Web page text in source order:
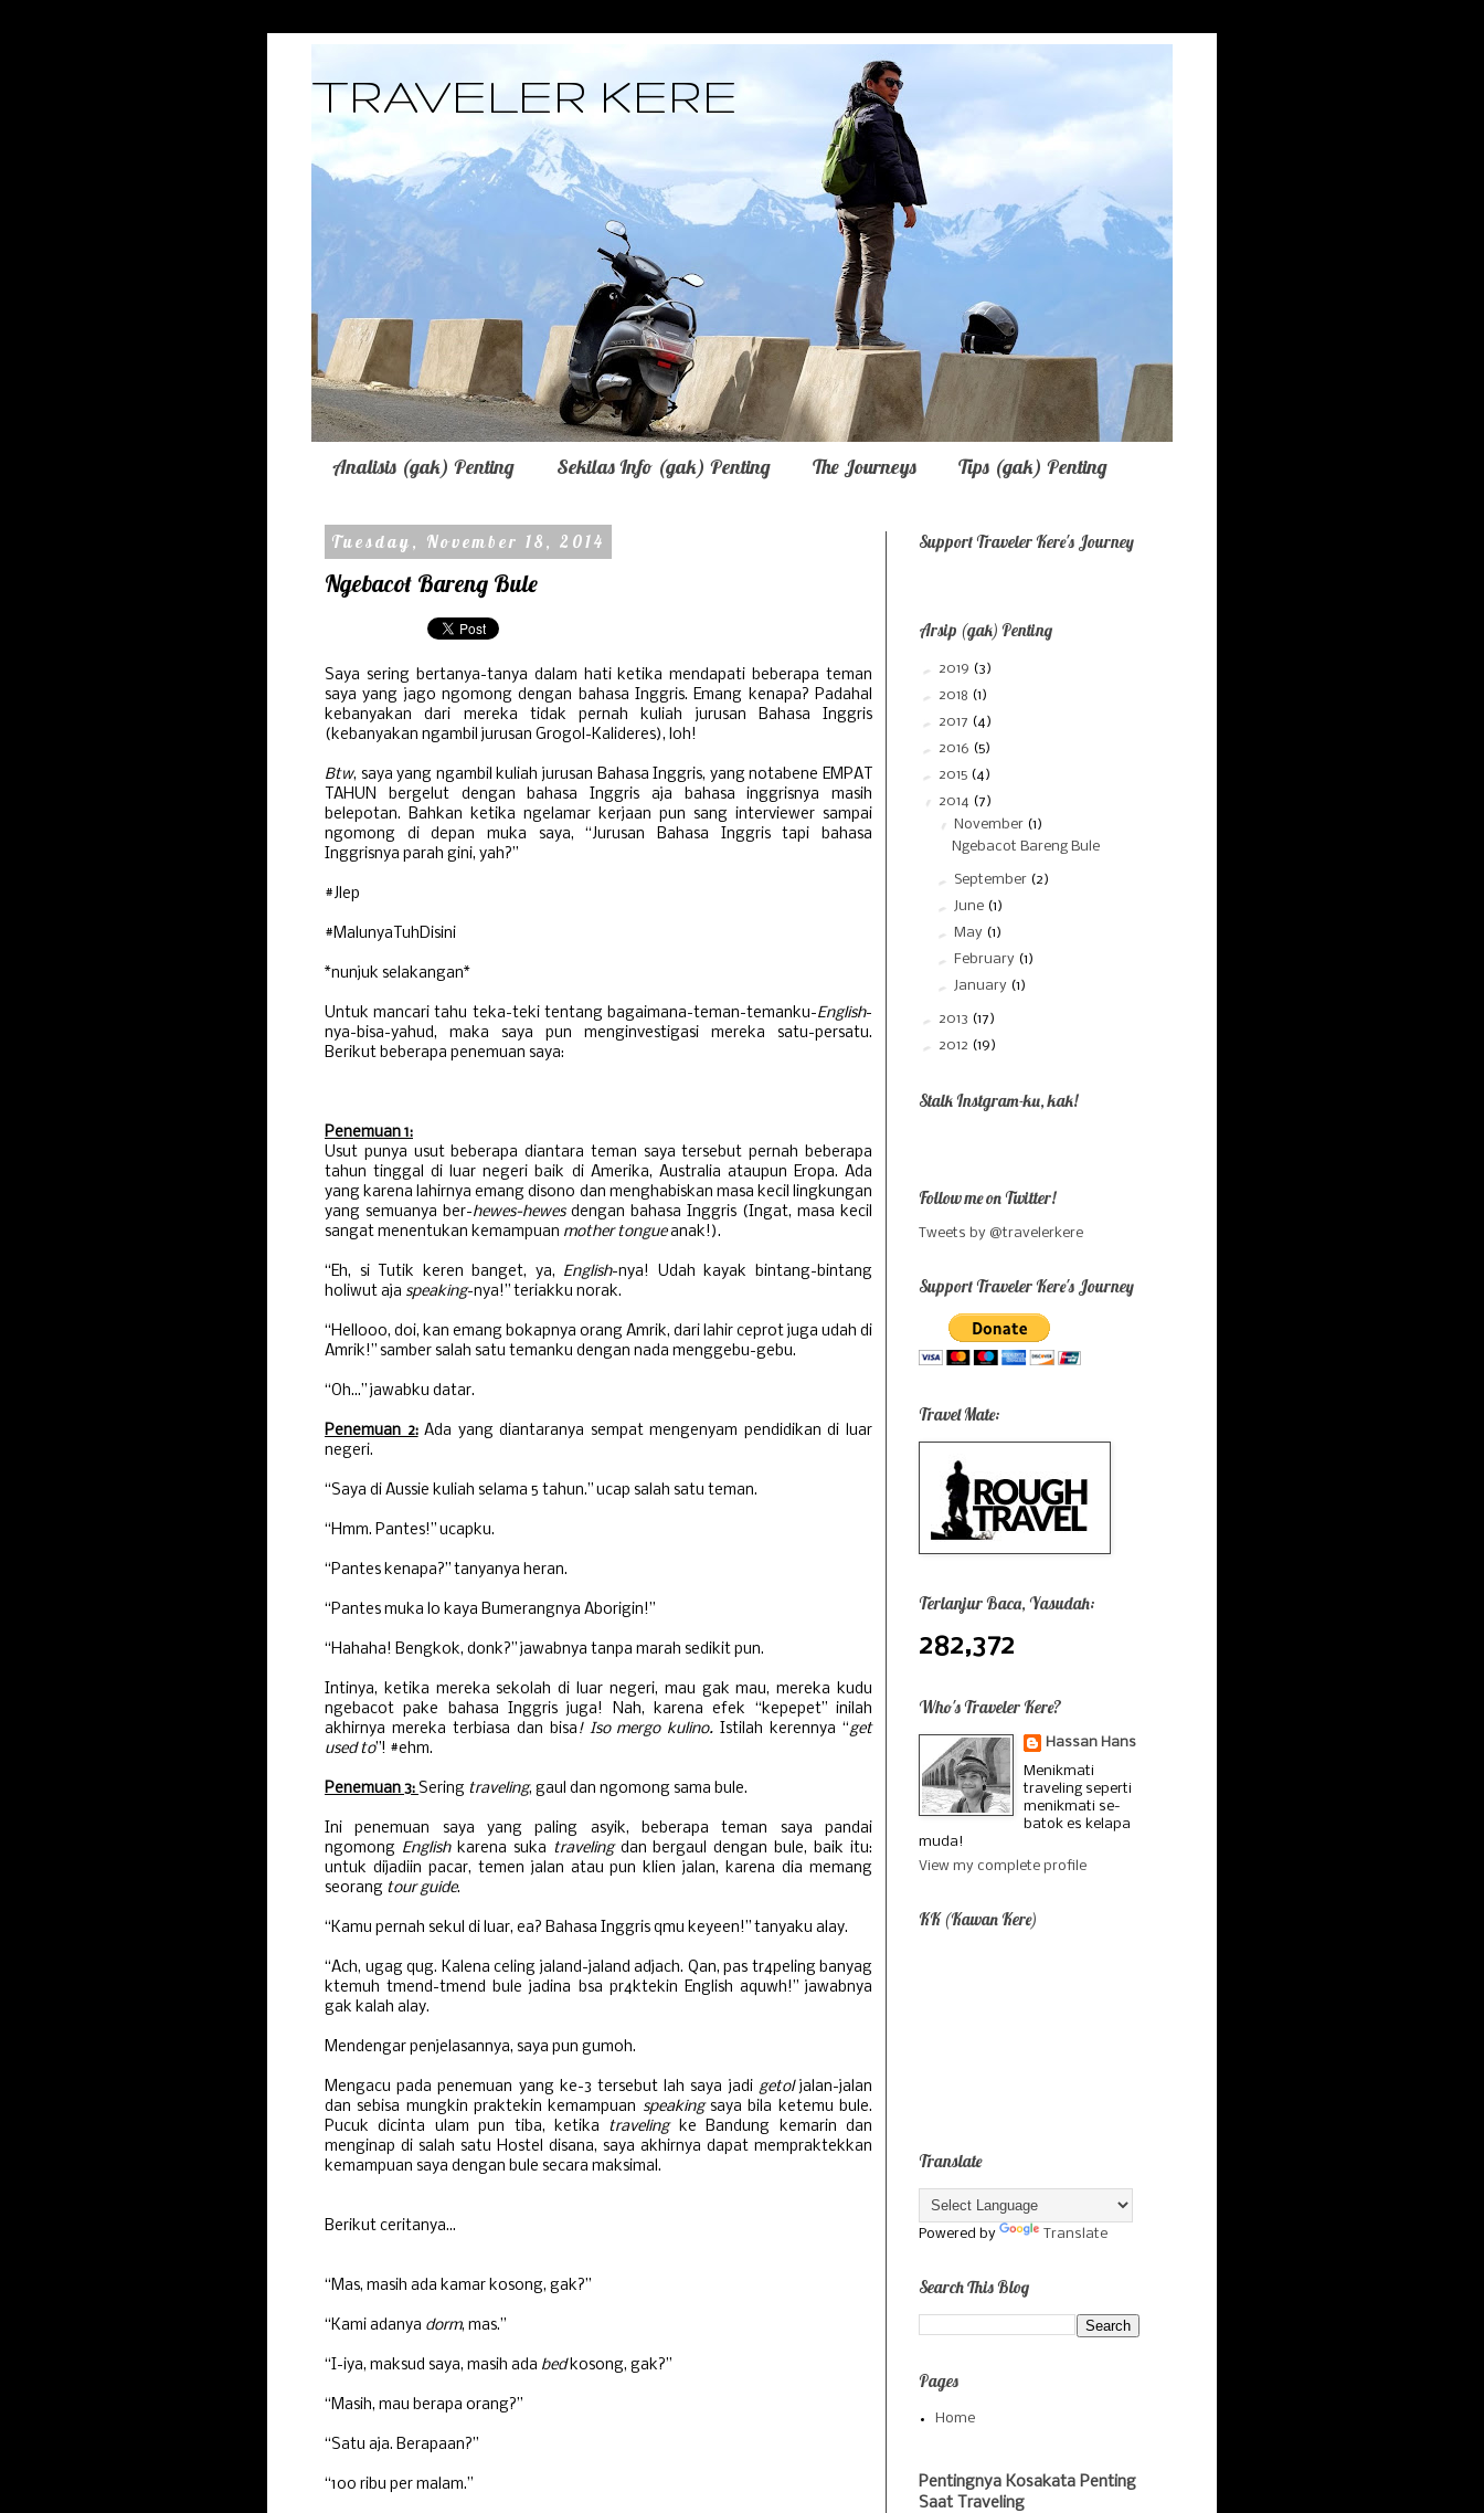
TRAVELER KERE
Analisis (gak) Penting Sekilas Info (gak) Penting The Journeys Tips (gak) Penting
Tuesday, November 18, 2014
Ngebacot Bareng Bule
Saya sering bertanya-tanya dalam hati ketika mendapati beberapa teman
saya yang jago ngomong dengan bahasa Inggris. Emang kenapa? Padahal
kebanyakan dari mereka tidak pernah kuliah jurusan Bahasa Inggris
(kebanyakan ngambil jurusan Grogol-Kalideres), loh!
Btw, saya yang ngambil kuliah jurusan Bahasa Inggris, yang notabene EMPAT
TAHUN bergelut dengan bahasa Inggris aja bahasa inggrisnya masih
belepotan. Bahkan ketika ngelamar kerjaan pun sang interviewer sampai
ngomong di depan muka saya, “Jurusan Bahasa Inggris tapi bahasa
Inggrisnya parah gini, yah?”
#Jlep
#MalunyaTuhDisini
*nunjuk selakangan*
Untuk mancari tahu teka-teki tentang bagaimana-teman-temanku-English-
nya-bisa-yahud, maka saya pun menginvestigasi mereka satu-persatu.
Berikut beberapa penemuan saya:
Penemuan 1:
Usut punya usut beberapa diantara teman saya tersebut pernah beberapa
tahun tinggal di luar negeri baik di Amerika, Australia ataupun Eropa. Ada
yang karena lahirnya emang disono dan menghabiskan masa kecil lingkungan
yang semuanya ber-hewes-hewesdengan bahasa Inggris (Ingat, masa kecil
sangat menentukan kemampuan mother tongueanak!).
“Eh, si Tutik keren banget, ya, English-nya! Udah kayak bintang-bintang
holiwut aja speaking-nya!” teriakku norak.
“Hellooo, doi, kan emang bokapnya orang Amrik, dari lahir ceprot juga udah di
Amrik!” samber salah satu temanku dengan nada menggebu-gebu.
“Oh...” jawabku datar.
Penemuan 2:Ada yang diantaranya sempat mengenyam pendidikan di luar
negeri.
“Saya di Aussie kuliah selama 5 tahun.” ucap salah satu teman.
“Hmm. Pantes!” ucapku.
“Pantes kenapa?” tanyanya heran.
“Pantes muka lo kaya Bumerangnya Aborigin!”
“Hahaha! Bengkok, donk?” jawabnya tanpa marah sedikit pun.
Intinya, ketika mereka sekolah di luar negeri, mau gak mau, mereka kudu
ngebacot pake bahasa Inggris juga! Nah, karena efek “kepepet” inilah
akhirnya mereka terbiasa dan bisa ! Iso mergo kulino.Istilah kerennya “get
used to”! #ehm.
Penemuan 3: Sering traveling, gaul dan ngomong sama bule.
Ini penemuan saya yang paling asyik, beberapa teman saya pandai
ngomong English karena suka traveling dan bergaul dengan bule, baik itu:
untuk dijadiin pacar, temen jalan atau pun klien jalan, karena dia memang
seorang tour guide.
“Kamu pernah sekul di luar, ea? Bahasa Inggris qmu keyeen!” tanyaku alay.
“Ach, ugag qug. Kalena celing jaland-jaland adjach. Qan, pas tr4peling banyag
ktemuh tmend-tmend bule jadina bsa pr4ktekin English aquwh!” jawabnya
gak kalah alay.
Mendengar penjelasannya, saya pun gumoh.
Mengacu pada penemuan yang ke-3 tersebut lah saya jadi getoljalan-jalan
dan sebisa mungkin praktekin kemampuan speaking saya bila ketemu bule.
Pucuk dicinta ulam pun tiba, ketika travelingke Bandung kemarin dan
menginap di salah satu Hostel disana, saya akhirnya dapat mempraktekkan
kemampuan saya dengan bule secara maksimal.
Berikut ceritanya...
“Mas, masih ada kamar kosong, gak?”
“Kami adanya dorm, mas.”
“I-iya, maksud saya, masih ada bed kosong, gak?”
“Masih, mau berapa orang?”
“Satu aja. Berapaan?”
“100 ribu per malam.”
Support Traveler Kere's Journey
Arsip (gak) Penting
► 2019 (3)
► 2018 (1)
► 2017 (4)
► 2016 (5)
► 2015 (4)
▼ 2014 (7)
▼November (1)
Ngebacot Bareng Bule
► September (2)
► June (1)
►May (1)
►February (1)
► January (1)
► 2013 (17)
► 2012 (19)
Stalk Instgram-ku, kak!
Follow me on Twitter!
Tweets by @travelerkere
Support Traveler Kere's Journey
Travel Mate:
Terlanjur Baca, Yasudah:
282,372
Who's Traveler Kere?
Hassan Hans
Menikmati
traveling seperti
menikmati se-
batok es kelapa
muda!
View my complete profile
KK (Kawan Kere)
Translate
Powered by Translate
Search This Blog
Pages
Home
Pentingnya Kosakata Penting
Saat Traveling